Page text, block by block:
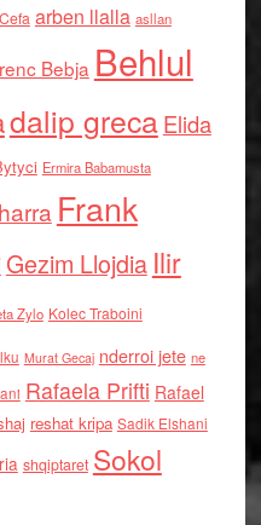
arben llalla asllan
Bebja Behlul
dalip grecaElida
Ermira Babamusta
Frank
Gezim Llojdia Ilir
Zylo Kolec Traboini
Murat Gecaj nderroi jete ne
Rafaela Prifti Rafael
reshat kripa Sadik Elshani
shqiptaret Sokol